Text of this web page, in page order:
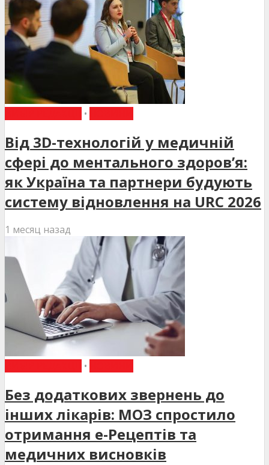
•
Від 3D-технологій у медичній
сфері до ментального здоров’я:
як Україна та партнери будують
систему відновлення на URC 2026
1 месяц назад
•
Без додаткових звернень до
інших лікарів: МОЗ спростило
отримання е-Рецептів та
медичних висновків